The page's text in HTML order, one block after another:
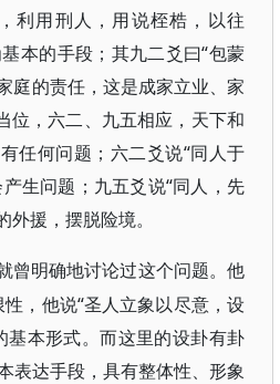
利用刑人，用说桎梏，以往
本的手段；其九二爻曰“包蒙
庭的责任，这是成家立业、家
位，六二、九五相应，天下和
任何问题；六二爻说“同人于
生问题；九五爻说“同人，先
援，摆脱险境。
曾明确地讨论过这个问题。他
，他说“圣人立象以尽意，设
本形式。而这里的设卦有卦
表达手段，具有整体性、形象